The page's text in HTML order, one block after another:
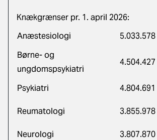
Knækgrænser pr. 1. april 2026:
Anæstesiologi
5.033.578
Børne- og
ungdomspsykiatri
4.504.427
Psykiatri 4.804.691
Reumatologi 3.855.978
Neurologi 3.807.870